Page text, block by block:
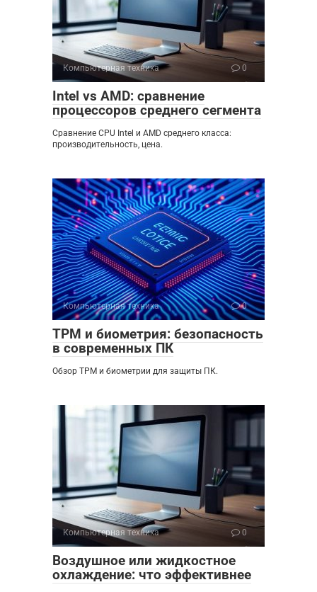
Компьютерная техника 0
Intel vs AMD: сравнение
процессоров среднего сегмента
Сравнение CPU Intel и AMD среднего класса:
производительность, цена.
Компьютерная техника 0
TPM и биометрия: безопасность
в современных ПК
Обзор TPM и биометрии для защиты ПК.
Компьютерная техника 0
Воздушное или жидкостное
охлаждение: что эффективнее